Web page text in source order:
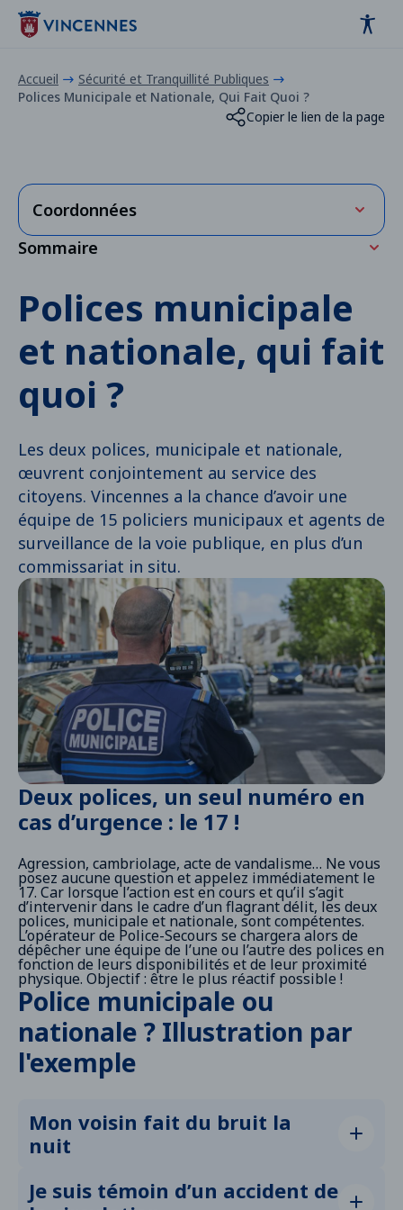
contenu
Accueil
Sécurité et Tranquillité Publiques
Polices Municipale et Nationale, Qui Fait Quoi ?
Copier le lien de la page
Coordonnées
Horaires
Commissariat – 23, rue Raymond-du-Temple –
Tel. : 01 41 74 54 54 / 17 en cas d’urgence.
Police municipale
Centre administratif – 5 , rue Eugène-Renaud – 01
71 33 64 15
Sommaire
Police municipale ou nationale ? Illustration par
l'exemple
Polices municipale
et nationale, qui fait
quoi ?
Les deux polices, municipale et nationale,
œuvrent conjointement au service des
citoyens. Vincennes a la chance d’avoir une
équipe de 15 policiers municipaux et agents de
surveillance de la voie publique, en plus d’un
commissariat in situ.
Deux polices, un seul numéro en
cas d’urgence : le 17 !
Agression, cambriolage, acte de vandalisme… Ne vous
posez aucune question et appelez immédiatement le
17. Car lorsque l’action est en cours et qu’il s’agit
d’intervenir dans le cadre d’un flagrant délit, les deux
polices, municipale et nationale, sont compétentes.
L’opérateur de Police-Secours se chargera alors de
dépêcher une équipe de l’une ou l’autre des polices en
fonction de leurs disponibilités et de leur proximité
physique. Objectif : être le plus réactif possible !
Police municipale ou
nationale ? Illustration par
l'exemple
Mon voisin fait du bruit la
nuit
Police nationale sont tout aussi compétentes pour
constater l’infraction. Après 22h en période
Je suis témoin d’un accident de
Panneau de gestion des cookies